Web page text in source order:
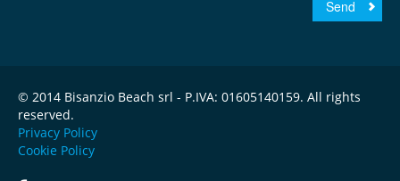
© 2014 Bisanzio Beach srl - P.IVA: 01605140159. All rights
reserved.
Privacy Policy
Cookie Policy